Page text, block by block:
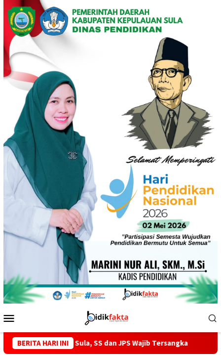
Loncat
konten
Mobile
BERITA HARI INI
di Sula, SS dan JPS Wajib Tersangka Potret